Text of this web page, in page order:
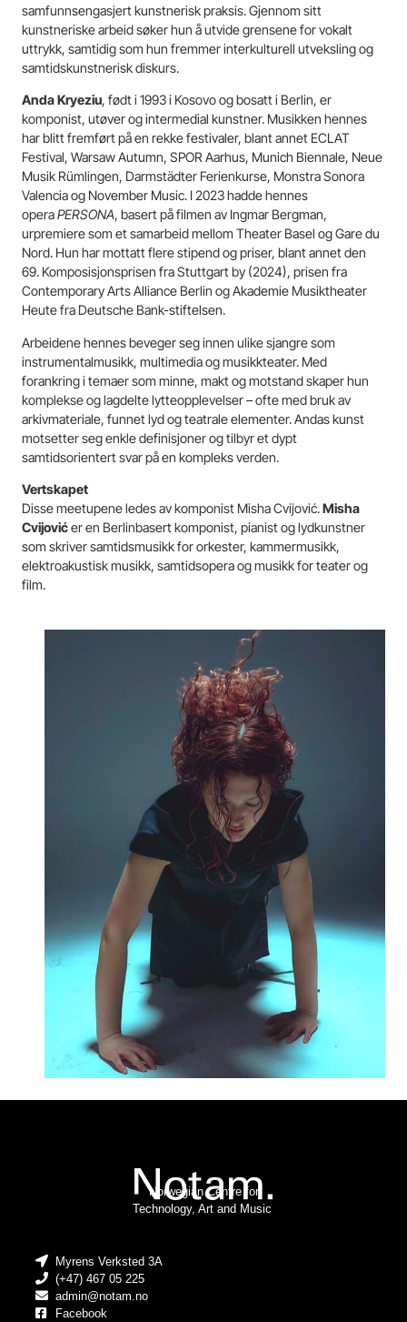
samfunnsengasjert kunstnerisk praksis. Gjennom sitt
kunstneriske arbeid søker hun å utvide grensene for vokalt
uttrykk, samtidig som hun fremmer interkulturell utveksling og
samtidskunstnerisk diskurs.
Anda Kryeziu, født i 1993 i Kosovo og bosatt i Berlin, er
komponist, utøver og intermedial kunstner. Musikken hennes
har blitt fremført på en rekke festivaler, blant annet ECLAT
Festival, Warsaw Autumn, SPOR Aarhus, Munich Biennale, Neue
Musik Rümlingen, Darmstädter Ferienkurse, Monstra Sonora
Valencia og November Music. I 2023 hadde hennes
operaPERSONA, basert på filmen av Ingmar Bergman,
urpremiere som et samarbeid mellom Theater Basel og Gare du
Nord. Hun har mottatt flere stipend og priser, blant annet den
69. Komposisjonsprisen fra Stuttgart by (2024), prisen fra
Contemporary Arts Alliance Berlin og Akademie Musiktheater
Heute fra Deutsche Bank-stiftelsen.
Arbeidene hennes beveger seg innen ulike sjangre som
instrumentalmusikk, multimedia og musikkteater. Med
forankring i temaer som minne, makt og motstand skaper hun
komplekse og lagdelte lytteopplevelser – ofte med bruk av
arkivmateriale, funnet lyd og teatrale elementer. Andas kunst
motsetter seg enkle definisjoner og tilbyr et dypt
samtidsorientert svar på en kompleks verden.
Vertskapet
Disse meetupene ledes av komponist Misha Cvijović.Misha
Cvijovićer en Berlinbasert komponist, pianist og lydkunstner
som skriver samtidsmusikk for orkester, kammermusikk,
elektroakustisk musikk, samtidsopera og musikk for teater og
film.
Norwegian Centre for
Technology, Art and Music
Myrens Verksted 3A
(+47) 467 05 225
admin@notam.no
Facebook